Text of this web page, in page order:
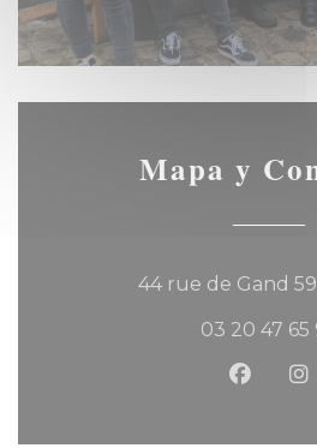
Mapa y
44 rue de Gand
03 20 47 65